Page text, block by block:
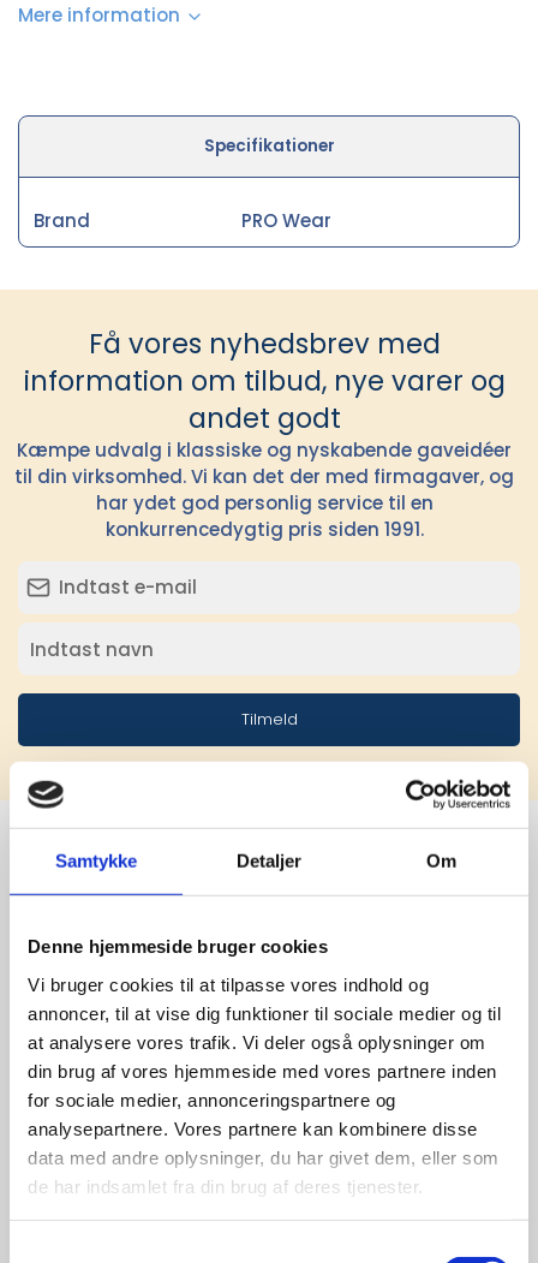
Samtykke Detaljer Om
Denne hjemmeside bruger cookies
Vi bruger cookies til at tilpasse vores indhold og
annoncer, til at vise dig funktioner til sociale medier og til
at analysere vores trafik. Vi deler også oplysninger om
din brug af vores hjemmeside med vores partnere inden
for sociale medier, annonceringspartnere og
analysepartnere. Vores partnere kan kombinere disse
data med andre oplysninger, du har givet dem, eller som
de har indsamlet fra din brug af deres tjenester.
Mere information
Specifikationer
Brand PRO Wear
Få vores nyhedsbrev med
information om tilbud, nye varer og
andet godt
Kæmpe udvalg i klassiske og nyskabende gaveidéer
til din virksomhed. Vi kan det der med firmagaver, og
har ydet god personlig service til en
konkurrencedygtig pris siden 1991.
Tilmeld
Stærke
leverandører
giver større
udvalg
For at sikre høj kvalitet og stor
leveringssikkerhed samarbejder vi
med de største og mest
anerkendte leverandører inden for
promotion.